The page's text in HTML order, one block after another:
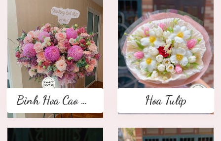
Bình Hoa Cao Cấp Hoa Tulip